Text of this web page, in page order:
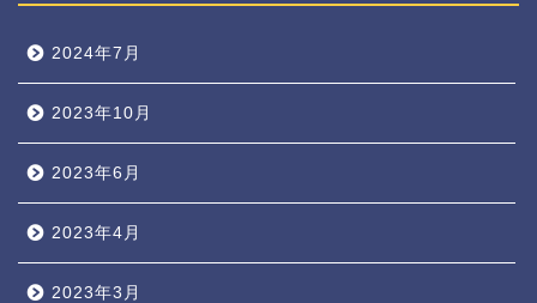
2024年7月
2023年10月
2023年6月
2023年4月
2023年3月